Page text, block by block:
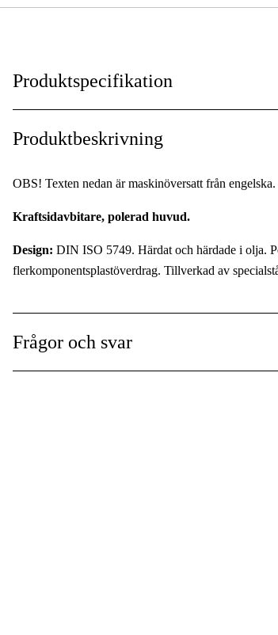
Produktspecifikation
Isolerad:
Produktbeskrivning
OBS! Texten nedan är maskinöversatt från engelska.
Kraftsidavbitare, polerad huvud.
Design: DIN ISO 5749. Härdat och härdade i olja.
flerkomponentsplastöverdrag. Tillverkad av
Frågor och svar